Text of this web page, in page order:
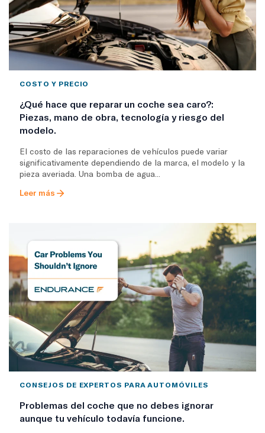
COSTO Y PRECIO
¿Qué hace que reparar un coche sea caro?:
Piezas, mano de obra, tecnología y riesgo del
modelo.
El costo de las reparaciones de vehículos puede variar
significativamente dependiendo de la marca, el modelo y la
pieza averiada. Una bomba de agua...
Leer más
CONSEJOS DE EXPERTOS PARA AUTOMÓVILES
Problemas del coche que no debes ignorar
aunque tu vehículo todavía funcione.